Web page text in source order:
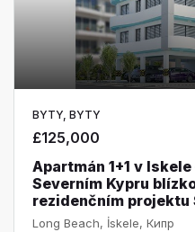
BYTY, BYTY
£125,000
Apartmán 1+1 v
Severním Kypru
rezidenčním projektu
Long Beach, İskele, Кипр